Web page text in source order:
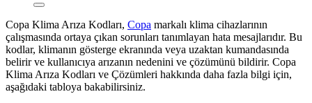
Copa Klima Arıza Kodları, Copa markalı klima cihazlarının
çalışmasında ortaya çıkan sorunları tanımlayan hata mesajlarıdır. Bu
kodlar, klimanın gösterge ekranında veya uzaktan kumandasında
belirir ve kullanıcıya arızanın nedenini ve çözümünü bildirir. Copa
Klima Arıza Kodları ve Çözümleri hakkında daha fazla bilgi için,
aşağıdaki tabloya bakabilirsiniz.